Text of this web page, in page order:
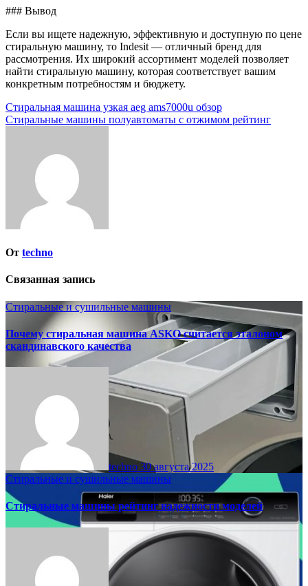
### Вывод
Если вы ищете надежную, эффективную и доступную по цене
стиральную машину, то Indesit — отличный бренд для
рассмотрения. Их широкий ассортимент моделей позволяет
найти стиральную машину, которая соответствует вашим
конкретным потребностям и бюджету.
Навигация
по
Стиральная машина узкая aeg ams7000u обзор
Стиральные машины полуавтоматы с отжимом рейтинг
От techno
Связанная запись
Стиральные и сушильные машины
Почему стиральная машина ASKO считается эталоном
скандинавского качества
techno 30 августа 2025
Стиральные и сушильные машины
Стиральные машины рейтинг надежности моделей